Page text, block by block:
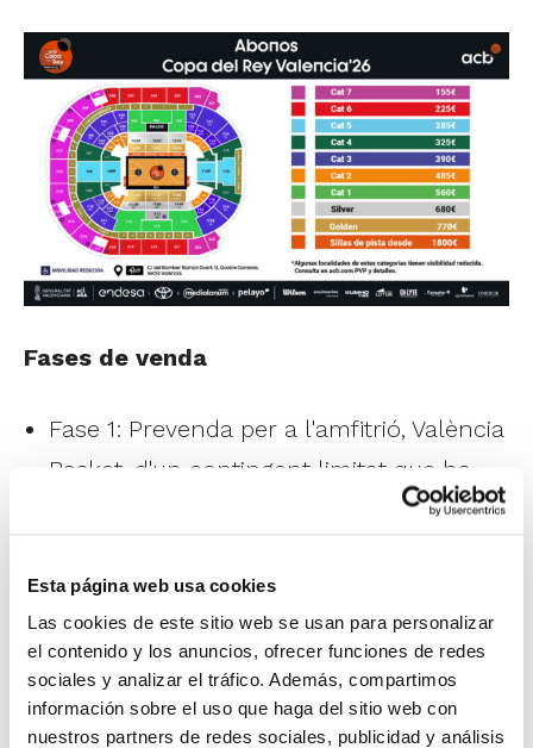
Esta página web usa cookies
Las cookies de este sitio web se usan para personalizar
el contenido y los anuncios, ofrecer funciones de redes
sociales y analizar el tráfico. Además, compartimos
información sobre el uso que haga del sitio web con
nuestros partners de redes sociales, publicidad y análisis
Fases de venda
Fase 1: Prevenda per a l'amfitrió, València
Basket, d'un contingent limitat que ha
adquirit. Serà el Club qui indique quin
venda.
Fase 2: Venda al públic general. Inici
dimecres 17 de desembre a les 13.00
hores.